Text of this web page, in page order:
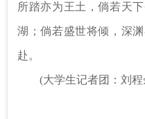
所踏亦为王土，倘若天
湖；倘若盛世将倾，深
赴。
(大学生记者团：刘程